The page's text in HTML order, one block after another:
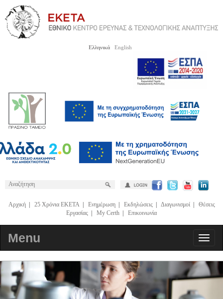
Ελληνικά English
Αρχική| 25 Χρόνια ΕΚΕΤΑ| Ενημέρωση| Εκδηλώσεις| Διαγωνισμοί| Θέσεις
Εργασίας
My Certh Επικοινωνία
Menu